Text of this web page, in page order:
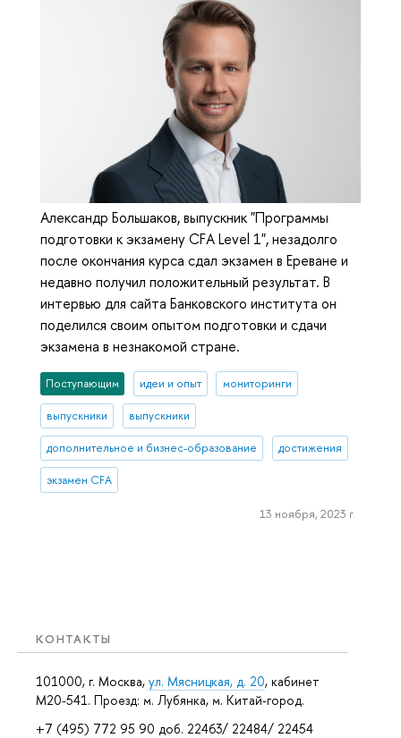
КОНТАКТЫ
101000, г. Москва, ул. Мясницкая, д. 20, кабинет
М20-541. Проезд: м. Лубянка, м. Китай-город.
+7 (495) 772 95 90 доб. 22463/ 22484/ 22454
Александр Большаков, выпускник "Программы
подготовки к экзамену CFA Level 1", незадолго
после окончания курса сдал экзамен в Ереване и
недавно получил положительный результат. В
интервью для сайта Банковского института он
поделился своим опытом подготовки и сдачи
экзамена в незнакомой стране.
Поступающим идеи и опыт мониторинги
выпускники выпускники
дополнительное и бизнес-образование достижения
экзамен CFA
13 ноября, 2023 г.